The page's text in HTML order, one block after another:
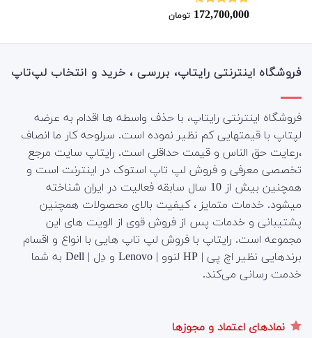
نمره4.50
172,700,000 تومان
فروشگاه اینترنتی رایتاپ، بررسی ، خرید و انتخاب لپ‌تاپ
فروشگاه اینترنتی رایتاپ، با حذف واسطه ها اقدام به عرضه
لپتاپ با قیمتهایی کم نظیر نموده است. سرلوحه کار ما انصاف
،رعایت حق الناس و قیمت حداقلی است. رایتاپ سایت مرجع
تخصصی معرفی و فروش لپ تاپ استوک در اینترنت است و
همچنین بیش از 10 سال سابقه فعالیت در ایران شناخته
میشود. خدمات متمایز ، کیفیت بالای محصولات همچنین
پشتیبانی و خدمات پس از فروش قوی از الویت های این
مجموعه است. رایتاپ با فروش لپ تاپ هایی با انواع و اقسام
برندهایی نظیر اچ پی | HP لنوو | Lenovo و دِل | Dell به شما
خدمت رسانی می‌کند.
نمادهای اعتماد و مجوزها